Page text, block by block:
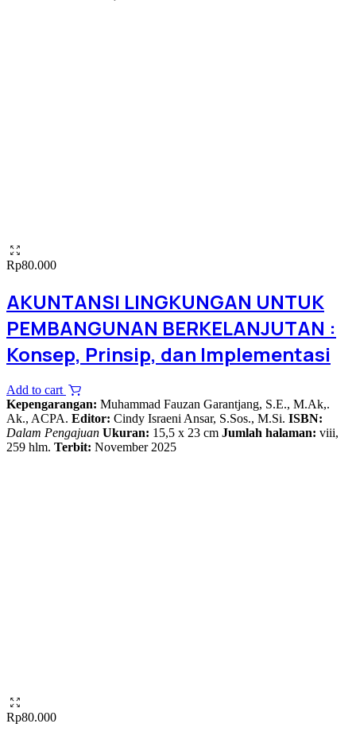
Rp80.000
AKUNTANSI LINGKUNGAN UNTUK
PEMBANGUNAN BERKELANJUTAN :
Konsep, Prinsip, dan Implementasi
Add to cart
Kepengarangan: Muhammad Fauzan Garantjang, S.E., M.Ak,.
Ak., ACPA. Editor: Cindy Israeni Ansar, S.Sos., M.Si. ISBN:
Dalam Pengajuan Ukuran: 15,5 x 23 cm Jumlah halaman: viii,
259 hlm. Terbit: November 2025
Rp80.000